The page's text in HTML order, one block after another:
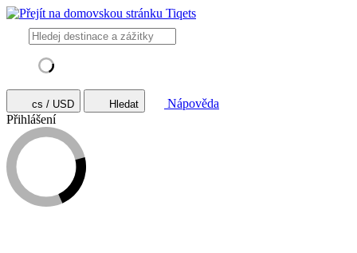
cs / USD Hledat
Nápověda
Přihlášení